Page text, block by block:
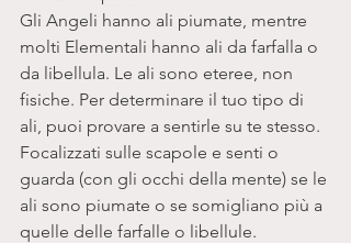
Gli Angeli hanno ali piumate, mentre
molti Elementali hanno ali da farfalla o
da libellula. Le ali sono eteree, non
fisiche. Per determinare il tuo tipo di
ali, puoi provare a sentirle su te stesso.
Focalizzati sulle scapole e senti o
guarda (con gli occhi della mente) se le
ali sono piumate o se somigliano più a
quelle delle farfalle o libellule.